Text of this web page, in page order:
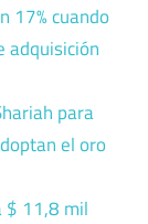
17% cuando
adquisición
para
el oro
$ 11,8 mil